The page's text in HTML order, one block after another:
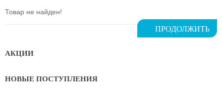
Товар не найден!
ПРОДОЛЖИТЬ
АКЦИИ
НОВЫЕ ПОСТУПЛЕНИЯ